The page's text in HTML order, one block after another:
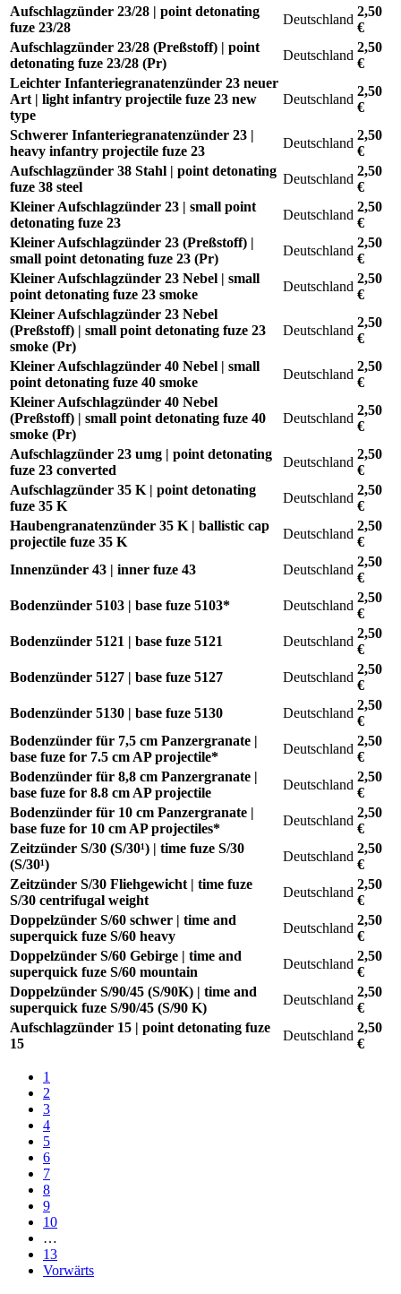
Aufschlagzünder 23/28 | point detonating
fuze 23/28
Deutschland
2,50
€
Aufschlagzünder 23/28 (Preßstoff) | point
detonating fuze 23/28 (Pr)
Deutschland
2,50
€
Leichter Infanteriegranatenzünder 23 neuer
Art | light infantry projectile fuze 23 new
type
Deutschland
2,50
€
Schwerer Infanteriegranatenzünder 23 |
heavy infantry projectile fuze 23
Deutschland
2,50
€
Aufschlagzünder 38 Stahl | point detonating
fuze 38 steel
Deutschland
2,50
€
Kleiner Aufschlagzünder 23 | small point
detonating fuze 23
Deutschland
2,50
€
Kleiner Aufschlagzünder 23 (Preßstoff) |
small point detonating fuze 23 (Pr)
Deutschland
2,50
€
Kleiner Aufschlagzünder 23 Nebel | small
point detonating fuze 23 smoke
Deutschland
2,50
€
Kleiner Aufschlagzünder 23 Nebel
(Preßstoff) | small point detonating fuze 23
smoke (Pr)
Deutschland
2,50
€
Kleiner Aufschlagzünder 40 Nebel | small
point detonating fuze 40 smoke
Deutschland
2,50
€
Kleiner Aufschlagzünder 40 Nebel
(Preßstoff) | small point detonating fuze 40
smoke (Pr)
Deutschland
2,50
€
Aufschlagzünder 23 umg | point detonating
fuze 23 converted
Deutschland
2,50
€
Aufschlagzünder 35 K | point detonating
fuze 35 K
Deutschland
2,50
€
Haubengranatenzünder 35 K | ballistic cap
projectile fuze 35 K
Deutschland
2,50
€
Innenzünder 43 | inner fuze 43
Deutschland
2,50
€
Bodenzünder 5103 | base fuze 5103*
Deutschland
2,50
€
Bodenzünder 5121 | base fuze 5121
Deutschland
2,50
€
Bodenzünder 5127 | base fuze 5127
Deutschland
2,50
€
Bodenzünder 5130 | base fuze 5130
Deutschland
2,50
€
Bodenzünder für 7,5 cm Panzergranate |
base fuze for 7.5 cm AP projectile*
Deutschland
2,50
€
Bodenzünder für 8,8 cm Panzergranate |
base fuze for 8.8 cm AP projectile
Deutschland
2,50
€
Bodenzünder für 10 cm Panzergranate |
base fuze for 10 cm AP projectiles*
Deutschland
2,50
€
Zeitzünder S/30 (S/30¹) | time fuze S/30
(S/30¹)
Deutschland
2,50
€
Zeitzünder S/30 Fliehgewicht | time fuze
S/30 centrifugal weight
Deutschland
2,50
€
Doppelzünder S/60 schwer | time and
superquick fuze S/60 heavy
Deutschland
2,50
€
Doppelzünder S/60 Gebirge | time and
superquick fuze S/60 mountain
Deutschland
2,50
€
Doppelzünder S/90/45 (S/90K) | time and
superquick fuze S/90/45 (S/90 K)
Deutschland
2,50
€
Aufschlagzünder 15 | point detonating fuze
15
Deutschland
2,50
€
1
2
3
4
5
6
7
8
9
10
…
13
Vorwärts